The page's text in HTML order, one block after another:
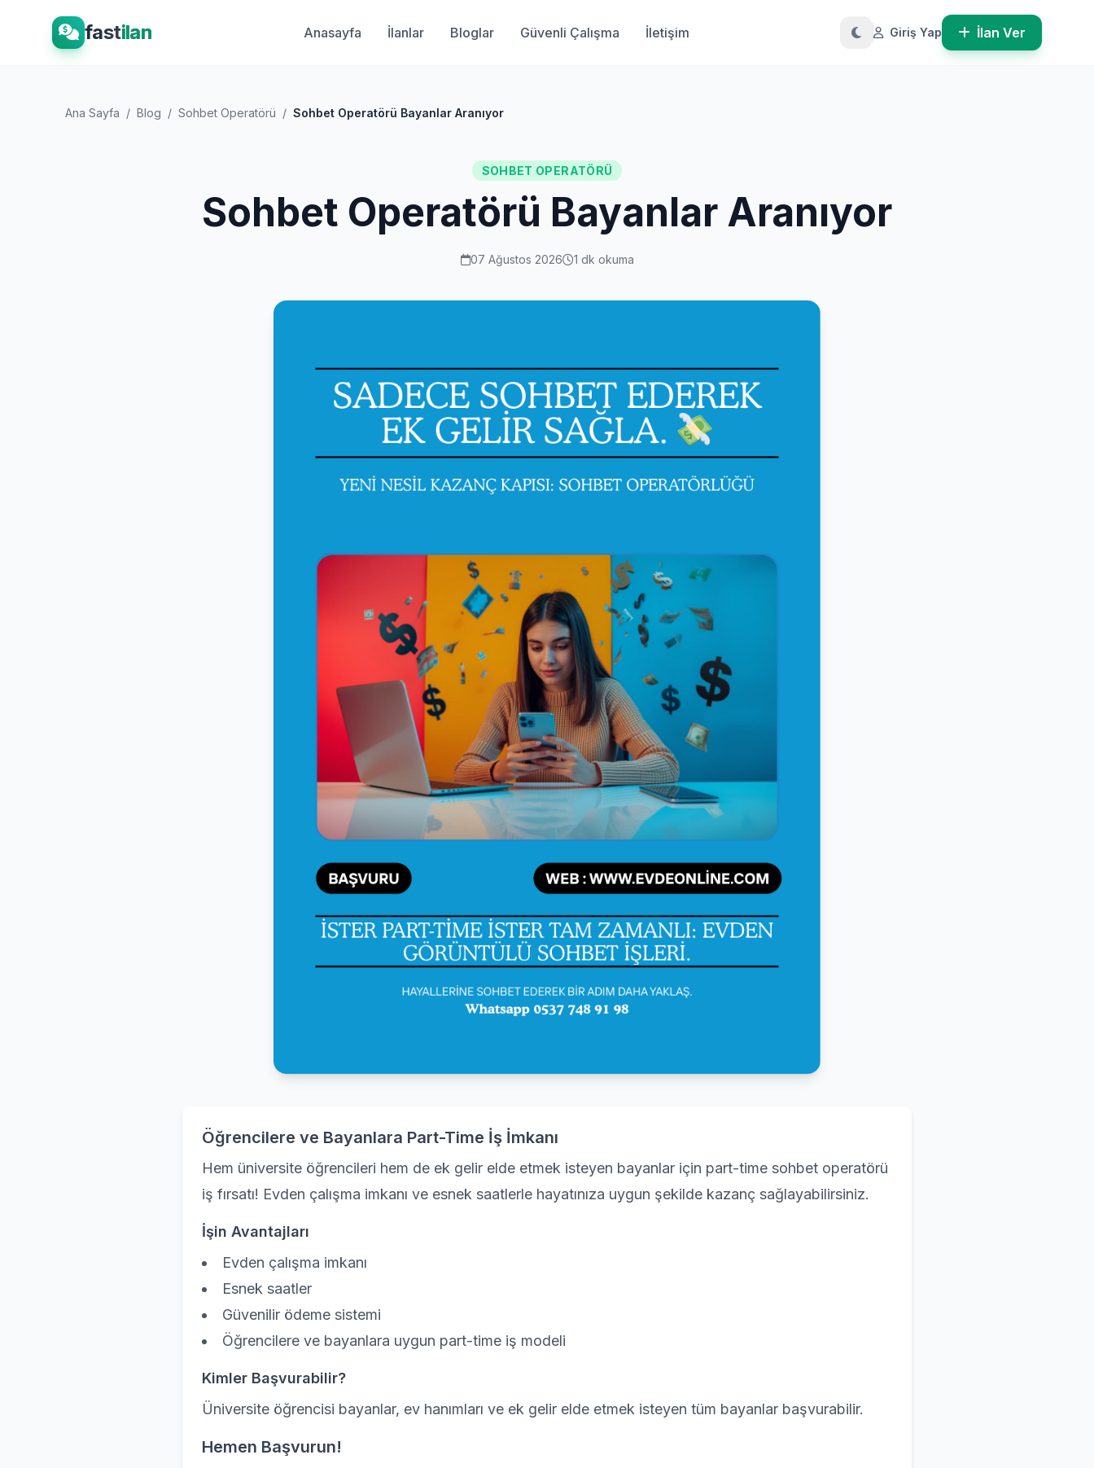
fastilan Anasayfa İlanlar Bloglar Güvenli Çalışma İletişim Giriş Yap İlan Ver
Ana Sayfa / Blog / Sohbet Operatörü / Sohbet Operatörü Bayanlar Aranıyor
SOHBET OPERATÖRÜ
Sohbet Operatörü Bayanlar Aranıyor
07 Ağustos 2026 1 dk okuma
Öğrencilere ve Bayanlara Part-Time İş İmkanı
Hem üniversite öğrencileri hem de ek gelir elde etmek isteyen bayanlar için part-time sohbet operatörü
iş fırsatı! Evden çalışma imkanı ve esnek saatlerle hayatınıza uygun şekilde kazanç sağlayabilirsiniz.
İşin Avantajları
Evden çalışma imkanı
Esnek saatler
Güvenilir ödeme sistemi
Öğrencilere ve bayanlara uygun part-time iş modeli
Kimler Başvurabilir?
Üniversite öğrencisi bayanlar, ev hanımları ve ek gelir elde etmek isteyen tüm bayanlar başvurabilir.
Hemen Başvurun!